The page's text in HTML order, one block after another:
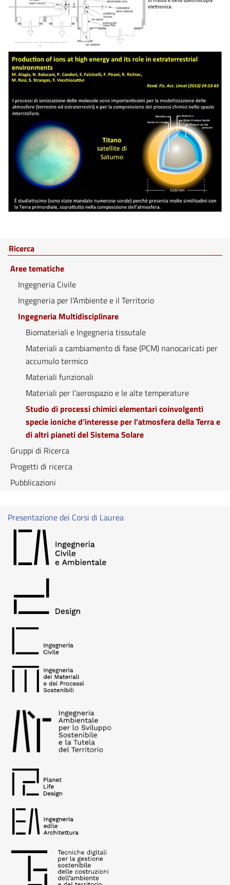
Ricerca
Aree tematiche
Ingegneria Civile
Ingegneria per l'Ambiente e il Territorio
Ingegneria Multidisciplinare
Biomateriali e Ingegneria tissutale
Materiali a cambiamento di fase (PCM) nanocaricati per
accumulo termico
Materiali funzionali
Materiali per l’aerospazio e le alte temperature
Studio di processi chimici elementari coinvolgenti
specie ioniche d’interesse per l’atmosfera della Terra e
di altri pianeti del Sistema Solare
Gruppi di Ricerca
Progetti di ricerca
Pubblicazioni
Presentazione dei Corsi di Laurea